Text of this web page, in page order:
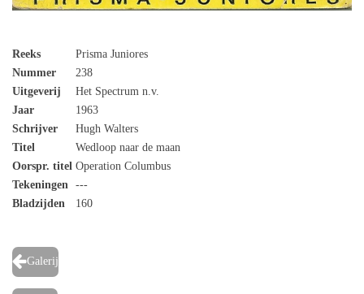
Reeks
Prisma Juniores
Nummer
238
Uitgeverij
Het Spectrum n.v.
Jaar
1963
Schrijver
Hugh Walters
Titel
Wedloop naar de maan
Oorspr. titel Operation Columbus
Tekeningen
---
Bladzijden
160
Galerij